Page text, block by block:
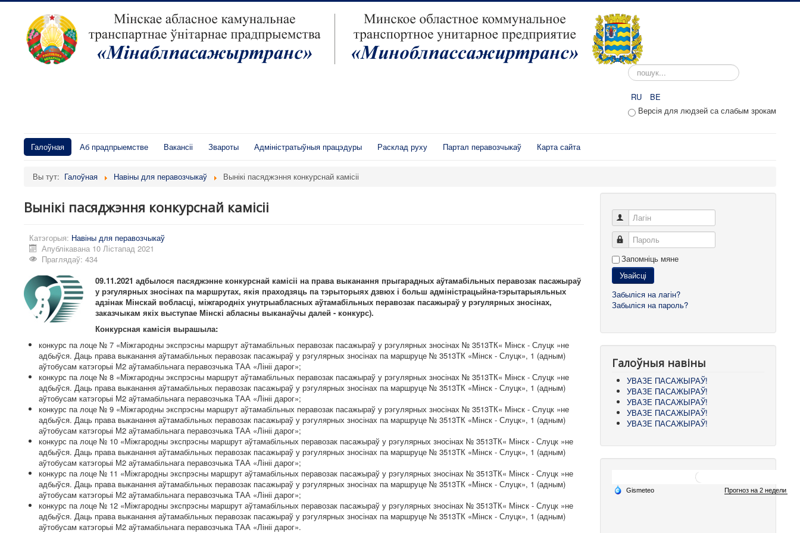
Пошук...
RU
BE
Версія для людзей са слабым зрокам
Галоўная Аб прадпрыемстве Вакансіі Звароты Адміністратыўныя працэдуры Расклад руху Партал перавозчыкаў Карта сайта
Вы тут: Галоўная Навіны для перавозчыкаў Вынікі пасяджэння конкурснай камісіі
Вынікі пасяджэння конкурснай камісіі
Катэгорыя: Навіны для перавозчыкаў
Апублікавана 10 Лістапад 2021
Праглядаў: 434
09.11.2021 адбылося пасяджэнне конкурснай камісіі на права выканання прыгарадных аўтамабільных перавозак пасажыраў
у рэгулярных зносінах па маршрутах, якія праходзяць па тэрыторыях дзвюх і больш адміністрацыйна-тэрытарыяльных
адзінак Мінскай вобласці, міжгародніх унутрыабласных аўтамабільных перавозак пасажыраў у рэгулярных зносінах,
заказчыкам якіх выступае Мінскі абласны выканаўчы далей - конкурс).
Конкурсная камісія вырашыла:
конкурс па лоце № 7 «Міжгародны экспрэсны маршрут аўтамабільных перавозак пасажыраў у рэгулярных зносінах № 3513ТК« Мінск - Слуцк »не
адбыўся. Даць права выканання аўтамабільных перавозак пасажыраў у рэгулярных зносінах па маршруце № 3513ТК «Мінск - Слуцк», 1 (адным)
аўтобусам катэгорыі М2 аўтамабільнага перавозчыка ТАА «Лініі дарог»;
конкурс па лоце № 8 «Міжгародны экспрэсны маршрут аўтамабільных перавозак пасажыраў у рэгулярных зносінах № 3513ТК« Мінск - Слуцк »не
адбыўся. Даць права выканання аўтамабільных перавозак пасажыраў у рэгулярных зносінах па маршруце № 3513ТК «Мінск - Слуцк», 1 (адным)
аўтобусам катэгорыі М2 аўтамабільнага перавозчыка ТАА «Лініі дарог»;
конкурс па лоце № 9 «Міжгародны экспрэсны маршрут аўтамабільных перавозак пасажыраў у рэгулярных зносінах № 3513ТК« Мінск - Слуцк »не
адбыўся. Даць права выканання аўтамабільных перавозак пасажыраў у рэгулярных зносінах па маршруце № 3513ТК «Мінск - Слуцк», 1 (адным)
аўтобусам катэгорыі М2 аўтамабільнага перавозчыка ТАА «Лініі дарог»;
конкурс па лоце № 10 «Міжгародны экспрэсны маршрут аўтамабільных перавозак пасажыраў у рэгулярных зносінах № 3513ТК« Мінск - Слуцк »не
адбыўся. Даць права выканання аўтамабільных перавозак пасажыраў у рэгулярных зносінах па маршруце № 3513ТК «Мінск - Слуцк», 1 (адным)
аўтобусам катэгорыі М2 аўтамабільнага перавозчыка ТАА «Лініі дарог»;
конкурс па лоце № 11 «Міжгародны экспрэсны маршрут аўтамабільных перавозак пасажыраў у рэгулярных зносінах № 3513ТК« Мінск - Слуцк »не
адбыўся. Даць права выканання аўтамабільных перавозак пасажыраў у рэгулярных зносінах па маршруце № 3513ТК «Мінск - Слуцк», 1 (адным)
аўтобусам катэгорыі М2 аўтамабільнага перавозчыка ТАА «Лініі дарог»;
конкурс па лоце № 12 «Міжгародны экспрэсны маршрут аўтамабільных перавозак пасажыраў у рэгулярных зносінах № 3513ТК« Мінск - Слуцк »не
адбыўся. Даць права выканання аўтамабільных перавозак пасажыраў у рэгулярных зносінах па маршруце № 3513ТК «Мінск - Слуцк», 1 (адным)
аўтобусам катэгорыі М2 аўтамабільнага перавозчыка ТАА «Лініі дарог».
Лагін
Пароль
Запомніць мяне
Увайсці
Забыліся на лагін?
Забыліся на пароль?
Галоўныя навіны
УВАЗЕ ПАСАЖЫРАЎ!
УВАЗЕ ПАСАЖЫРАЎ!
УВАЗЕ ПАСАЖЫРАЎ!
УВАЗЕ ПАСАЖЫРАЎ!
УВАЗЕ ПАСАЖЫРАЎ!